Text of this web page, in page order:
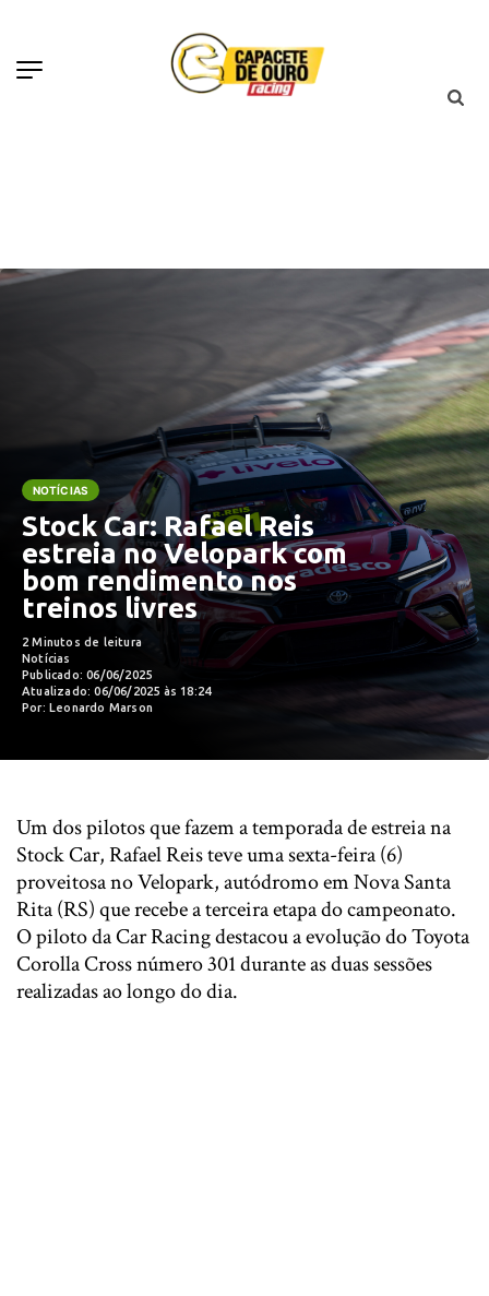
NOTÍCIAS
Stock Car: Rafael Reis
estreia no Velopark com
bom rendimento nos
treinos livres
2 Minutos de leitura
Notícias
Publicado: 06/06/2025
Atualizado: 06/06/2025 às 18:24
Por: Leonardo Marson
Um dos pilotos que fazem a temporada de estreia na
Stock Car, Rafael Reis teve uma sexta-feira (6)
proveitosa no Velopark, autódromo em Nova Santa
Rita (RS) que recebe a terceira etapa do campeonato.
O piloto da Car Racing destacou a evolução do Toyota
Corolla Cross número 301 durante as duas sessões
realizadas ao longo do dia.